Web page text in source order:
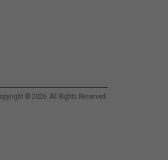
© 2026. All Rights Reserved.